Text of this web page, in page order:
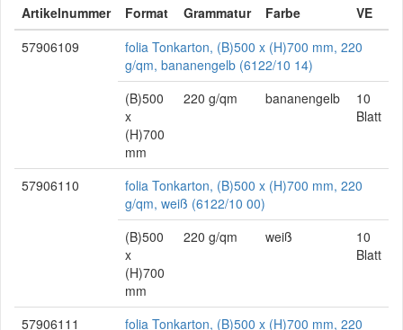
Artikelnummer Format Grammatur Farbe
VE
57906109
folia Tonkarton, (B)500 x (H)700 mm, 220
g/qm, bananengelb (6122/10 14)
(B)500
x
(H)700
mm
220 g/qm bananengelb
10
Blatt
57906110
folia Tonkarton, (B)500 x (H)700 mm, 220
g/qm, weiß (6122/10 00)
(B)500
x
(H)700
mm
220 g/qm weiß
10
Blatt
57906111 folia Tonkarton, (B)500 x (H)700 mm, 220